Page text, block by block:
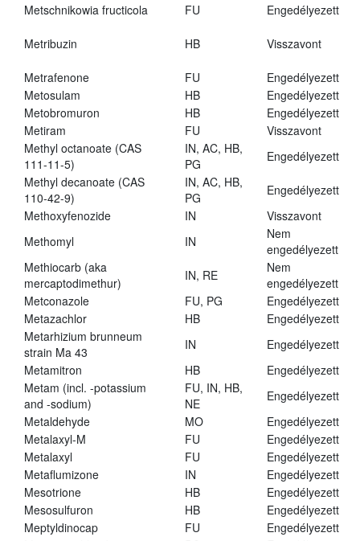
Metschnikowia fructicola
FU Engedélyezett
Metribuzin HB Visszavont
Metrafenone FU
Engedélyezett
Metosulam
HB
Engedélyezett
Metobromuron
HB
Engedélyezett
Metiram
FU
Visszavont
Methyl octanoate (CAS
111-11-5)
IN, AC, HB,
PG
Engedélyezett
Methyl decanoate (CAS
110-42-9)
IN, AC, HB,
PG
Engedélyezett
Methoxyfenozide
IN
Visszavont
Methomyl
IN
Nem
engedélyezett
Methiocarb (aka
mercaptodimethur)
IN, RE
Nem
engedélyezett
Metconazole
FU, PG
Engedélyezett
Metazachlor
HB
Engedélyezett
Metarhizium brunneum
strain Ma 43
IN
Engedélyezett
Metamitron
HB
Engedélyezett
Metam (incl. -potassium
and -sodium)
FU, IN, HB,
NE
Engedélyezett
Metaldehyde
MO
Engedélyezett
Metalaxyl-M
FU
Engedélyezett
Metalaxyl
FU
Engedélyezett
Metaflumizone
IN
Engedélyezett
Mesotrione
HB
Engedélyezett
Mesosulfuron
HB
Engedélyezett
Meptyldinocap
FU
Engedélyezett